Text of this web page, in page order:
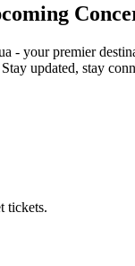
- your premier
updated, stay
tickets.